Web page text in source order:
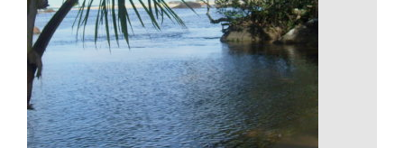
Des visages heureux
VOIR LE DÉTAIL